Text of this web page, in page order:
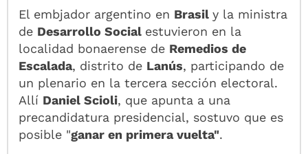
El embjador argentino en Brasily la ministra
de Desarrollo Social estuvieron en la
localidad bonaerense de Remedios de
Escalada, distrito de Lanús, participando de
un plenario en la tercera sección electoral.
Allí Daniel Scioli, que apunta a una
precandidatura presidencial, sostuvo que es
posible "ganar en primera vuelta".